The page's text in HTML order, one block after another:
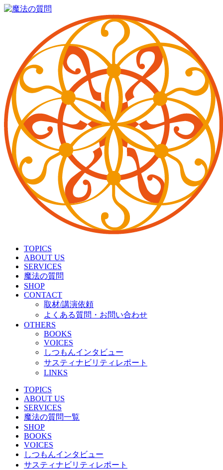
TOPICS
ABOUT US
SERVICES
魔法の質問
SHOP
CONTACT
取材/講演依頼
よくある質問・お問い合わせ
OTHERS
BOOKS
VOICES
しつもんインタビュー
サスティナビリティレポート
LINKS
TOPICS
ABOUT US
SERVICES
魔法の質問一覧
SHOP
BOOKS
VOICES
しつもんインタビュー
サスティナビリティレポート